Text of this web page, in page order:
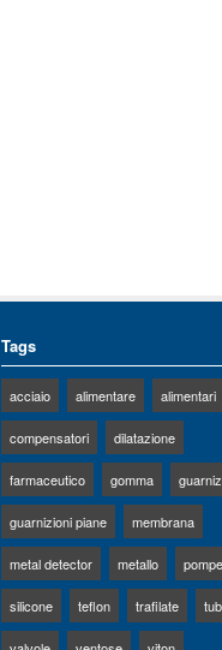
Tags
acciaio alimentare alimentari
compensatori dilatazione
farmaceutico gomma
guarnizioni piane membrana
metal detector metallo pompe
silicone teflon trafilate